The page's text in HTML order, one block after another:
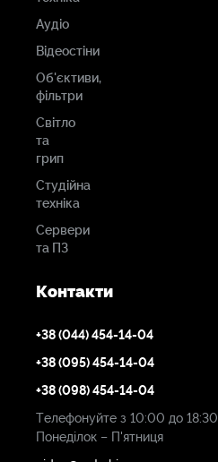
Аудіо
Відеостіни
Об'єктиви,
фільтри
Світло
та
грип
Студійна
техніка
Сервери
та ПЗ
Контакти
+38 (044) 454-14-04
+38 (095) 454-14-04
+38 (098) 454-14-04
Телефонуйте з 10:00 до 18:30
Понеділок – П'ятниця